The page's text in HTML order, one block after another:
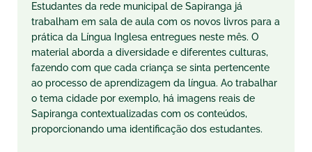
Estudantes da rede municipal de Sapiranga já
trabalham em sala de aula com os novos livros para a
prática da Língua Inglesa entregues neste mês. O
material aborda a diversidade e diferentes culturas,
fazendo com que cada criança se sinta pertencente
ao processo de aprendizagem da língua. Ao trabalhar
o tema cidade por exemplo, há imagens reais de
Sapiranga contextualizadas com os conteúdos,
proporcionando uma identificação dos estudantes.